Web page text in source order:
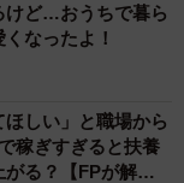
ど…おうちで暮ら
なったよ！
ほしい」と職場から
稼ぎすぎると扶養
がる？【FPが解